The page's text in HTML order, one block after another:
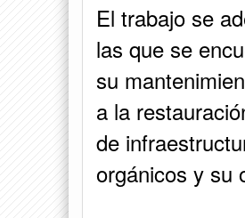
El trabajo se
las que se
su
a la
de
orgánicos y su